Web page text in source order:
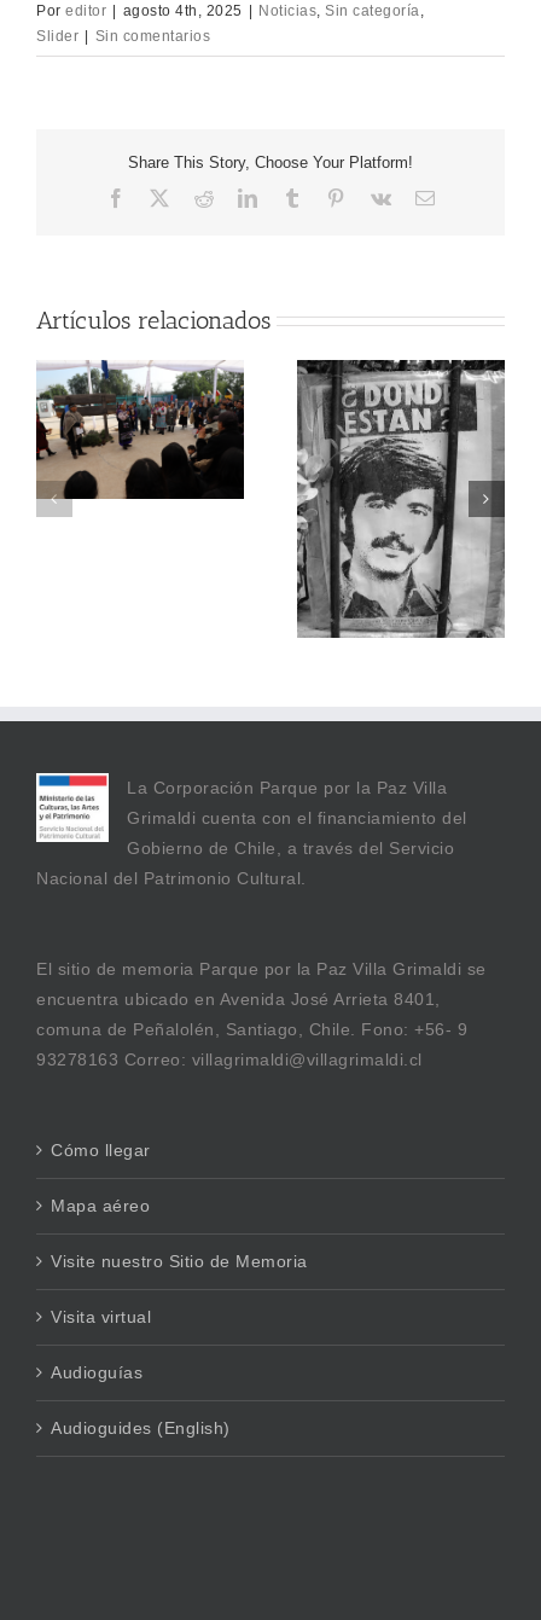
Por editor | agosto 4th, 2025 | Noticias Sin categoría
Slider | Sin comentarios
Share This Story, Choose Your Platform!
Facebook RedditLinkedInTumblr Pinterest
Vk
Correo
Artículos relacionados
ACTO EN
ORGANIZACIONES
SOCIALES Y DE
DDHH DE
VALPARAÍSO
REALIZAN EMOTIVA
RUTA DE MEMORIA
QUE CULMINÓ EN
VILLA GRIMALDI
La Corporación Parque por la Paz Villa
Grimaldi cuenta con el financiamiento del
Gobierno de Chile, a través del Servicio
Nacional del Patrimonio Cultural.
El sitio de memoria Parque por la Paz Villa Grimaldi se
encuentra ubicado en Avenida José Arrieta 8401,
comuna de Peñalolén, Santiago, Chile. Fono: +56- 9
93278163 Correo: villagrimaldi@villagrimaldi.cl
Cómo llegar
Mapa aéreo
Visite nuestro Sitio de Memoria
Visita virtual
Audioguías
Audioguides (English)